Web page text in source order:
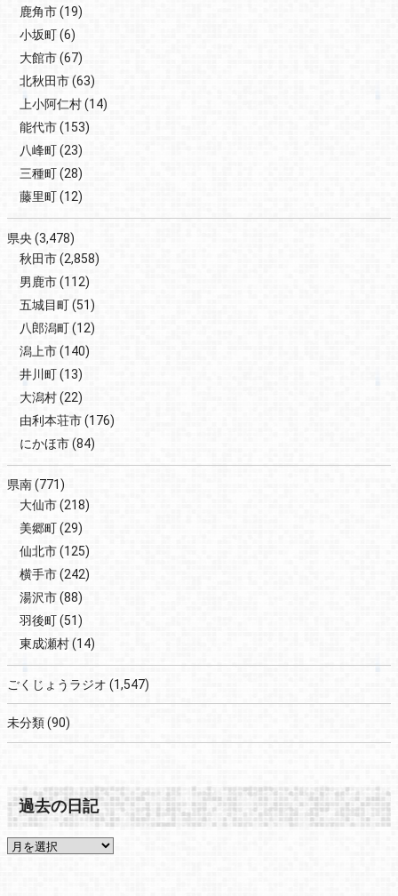
鹿角市(19)
小坂町(6)
大館市(67)
北秋田市(63)
上小阿仁村(14)
能代市(153)
八峰町(23)
三種町(28)
藤里町(12)
県央(3,478)
秋田市(2,858)
男鹿市(112)
五城目町(51)
八郎潟町(12)
潟上市(140)
井川町(13)
大潟村(22)
由利本荘市(176)
にかほ市(84)
県南(771)
大仙市(218)
美郷町(29)
仙北市(125)
横手市(242)
湯沢市(88)
羽後町(51)
東成瀬村(14)
ごくじょうラジオ (1,547)
未分類(90)
過去の日記